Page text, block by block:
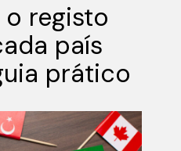
registo
país
prático